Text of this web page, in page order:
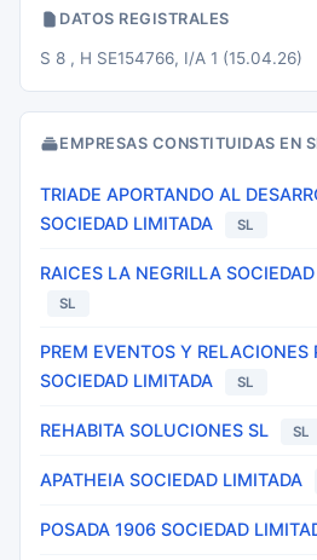
DATOS REGISTRALES
S 8 , H SE154766, I/A 1 (15.04.26)
EMPRESAS CONSTITUIDAS EN
TRIADE APORTANDO AL
SOCIEDAD LIMITADA
SL
RAICES LA NEGRILLA
SL
PREM EVENTOS Y RELACIONES
SOCIEDAD LIMITADA
SL
REHABITA SOLUCIONES SL SL
APATHEIA SOCIEDAD LIMITADA
POSADA 1906 SOCIEDAD